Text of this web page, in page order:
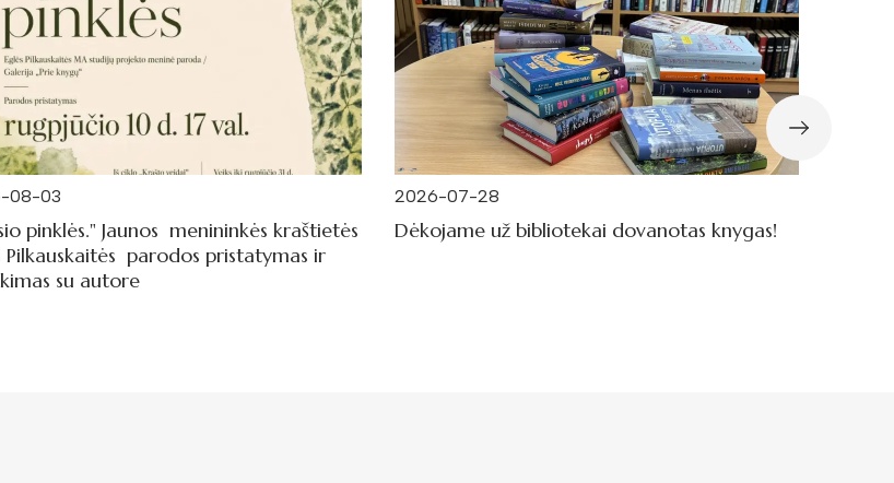
08-03
pinklės." Jaunos menininkės kraštietės
Pilkauskaitės parodos pristatymas ir
su autore
2026-07-28
Dėkojame už bibliotekai dovanotas knygas!